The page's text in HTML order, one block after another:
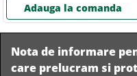
Adauga la comanda
Nota de informare
care prelucram si